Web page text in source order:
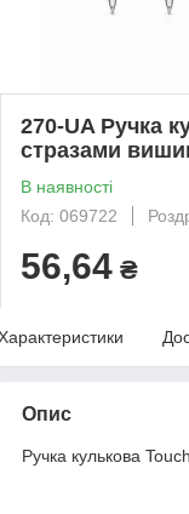
270-UA Ручка
стразами
В наявності
Код: 069722
56,64 ₴
Опис
Ручка кулькова